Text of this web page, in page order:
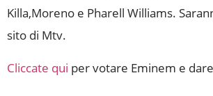
Killa,Moreno e Pharell Williams.
sito di Mtv.
Cliccate qui per votare Eminem e